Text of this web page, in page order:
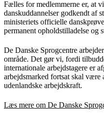
Fælles for medlemmerne er, at
danskuddannelser godkendt af
ministeriets officielle
permanent opholdstilladelse og
De Danske Sprogcentre
område. Det gør vi, fordi
internationale arbejdstagere er
arbejdsmarked fortsat skal
udenlandske arbejdskraft.
Læs mere om De Danske